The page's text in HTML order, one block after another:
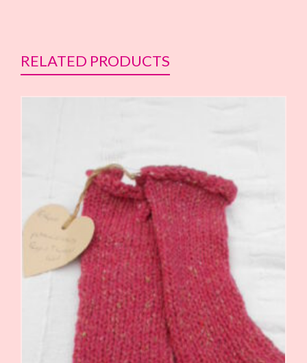
RELATED PRODUCTS